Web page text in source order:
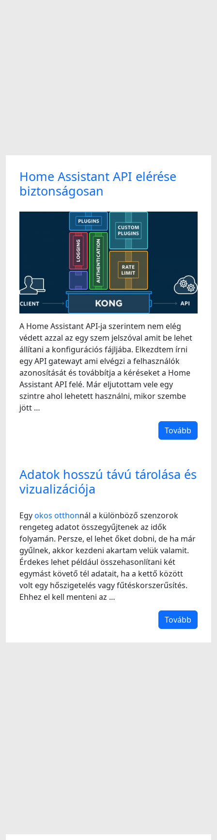
Home Assistant API elérése
biztonságosan
A Home Assistant API-ja szerintem nem elég
védett azzal az egy szem jelszóval amit be lehet
állítani a konfigurációs fájljába. Elkezdtem írni
egy API gatewayt ami elvégzi a felhasználók
azonosítását és továbbítja a kéréseket a Home
Assistant API felé. Már eljutottam vele egy
szintre ahol lehetett használni, mikor szembe
jött …
Tovább
Adatok hosszú távú tárolása és
vizualizációja
Egyokos otthonnál a különböző szenzorok
rengeteg adatot összegyűjtenek az idők
folyamán. Persze, el lehet őket dobni, de ha már
gyűlnek, akkor kezdeni akartam velük valamit.
Érdekes lehet például összehasonlítani két
egymást követő tél adatait, ha a kettő között
volt egy hőszigetelés vagy fűtéskorszerűsítés.
Ehhez el kell menteni az …
Tovább